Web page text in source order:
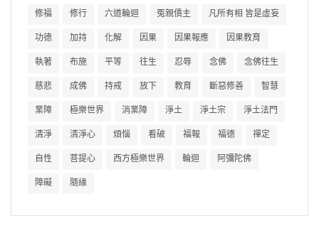
修福 修行 六道輪迴 冤親債主 凡所有相 皆是虛妄
功德 加持 化解 因果 因果報應 因果教育
執著 布施 平等 往生 忍辱 念佛 念佛往生
慈悲 成佛 持戒 放下 教育 斷惡修善 智慧
業障 極樂世界 消業障 淨土 淨土宗 淨土法門
清淨 清淨心 煩惱 看破 福報 福德 禪定
自性 菩提心 西方極樂世界 輪迴 阿彌陀佛
障礙 隨緣